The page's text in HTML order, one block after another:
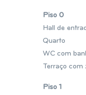
Piso 0
Hall de
Quarto
WC com
Terraço com
Piso 1